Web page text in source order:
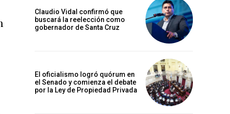
Claudio Vidal confirmó que
buscará la reelección como
gobernador de Santa Cruz
El oficialismo logró quórum en
el Senado y comienza el debate
por la Ley de Propiedad Privada